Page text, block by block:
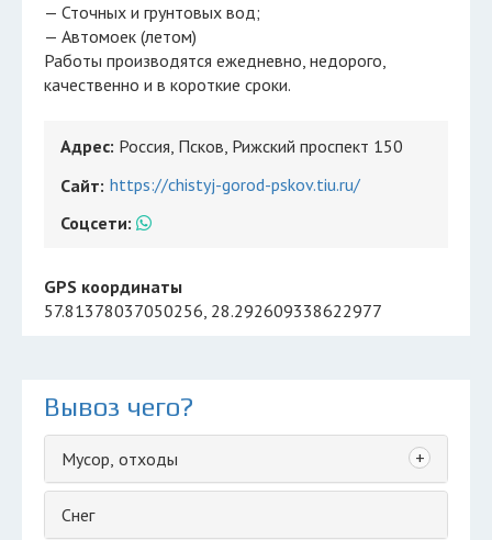
— Сточных и грунтовых вод;
— Автомоек (летом)
Работы производятся ежедневно, недорого,
качественно и в короткие сроки.
Адрес: Россия, Псков, Рижский проспект 150
Сайт: https://chistyj-gorod-pskov.tiu.ru/
Соцсети:
GPS координаты
57.81378037050256, 28.292609338622977
Вывоз чего?
Мусор, отходы +
Снег